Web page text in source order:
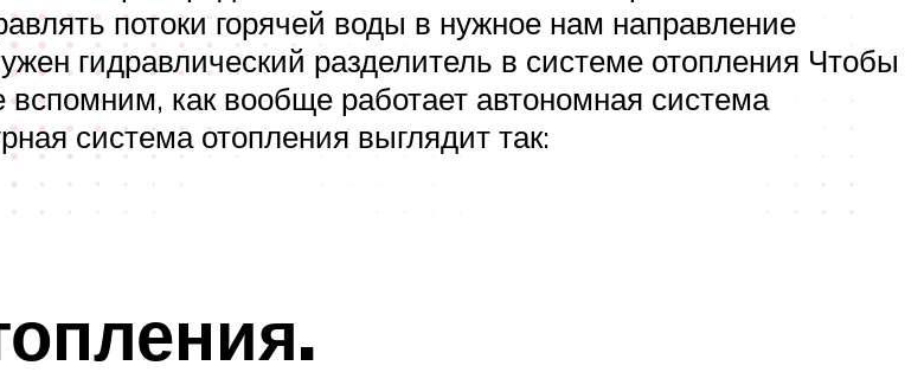
потоки горячей воды в нужное нам направление
гидравлический разделитель в системе отопления Чтобы
вспомним, как вообще работает автономная система
система отопления выглядит так: